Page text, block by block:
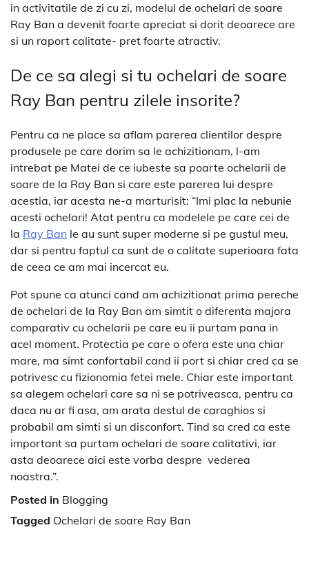
in activitatile de zi cu zi, modelul de ochelari de soare
Ray Ban a devenit foarte apreciat si dorit deoarece are
si un raport calitate- pret foarte atractiv.
De ce sa alegi si tu ochelari de soare
Ray Ban pentru zilele insorite?
Pentru ca ne place sa aflam parerea clientilor despre
produsele pe care dorim sa le achizitionam, l-am
intrebat pe Matei de ce iubeste sa poarte ochelarii de
soare de la Ray Ban si care este parerea lui despre
acestia, iar acesta ne-a marturisit: “Imi plac la nebunie
acesti ochelari! Atat pentru ca modelele pe care cei de
la Ray Ban le au sunt super moderne si pe gustul meu,
dar si pentru faptul ca sunt de o calitate superioara fata
de ceea ce am mai incercat eu.
Pot spune ca atunci cand am achizitionat prima pereche
de ochelari de la Ray Ban am simtit o diferenta majora
comparativ cu ochelarii pe care eu ii purtam pana in
acel moment. Protectia pe care o ofera este una chiar
mare, ma simt confortabil cand ii port si chiar cred ca se
potrivesc cu fizionomia fetei mele. Chiar este important
sa alegem ochelari care sa ni se potriveasca, pentru ca
daca nu ar fi asa, am arata destul de caraghios si
probabil am simti si un disconfort. Tind sa cred ca este
important sa purtam ochelari de soare calitativi, iar
asta deoarece aici este vorba despre vederea
noastra.”.
Posted in Blogging
Tagged Ochelari de soare Ray Ban